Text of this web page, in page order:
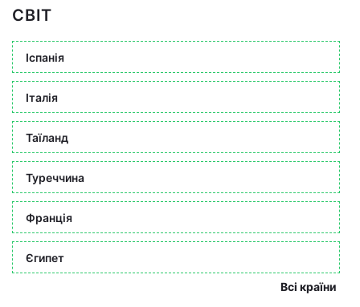
СВІТ
Іспанія
Італія
Таїланд
Туреччина
Франція
Єгипет
Всі країни